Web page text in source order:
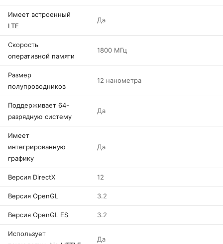
Имеет встроенный
LTE
Да
Скорость
оперативной памяти
1800 МГц
Размер
полупроводников
12 нанометра
Поддерживает 64-
разрядную систему
Да
Имеет
интегрированную
графику
Да
Версия DirectX 12
Версия OpenGL 3.2
Версия OpenGL ES 3.2
Использует
Да